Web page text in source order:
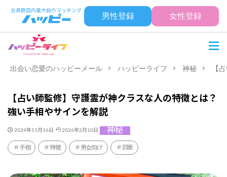
男性登録 女性登録
出会い恋愛のハッピーメール ハッピーライフ 神秘 【
【占い師監修】守護霊が神クラスな人の特徴とは？
強い手相やサインを解説
2024年11月16日 2026年2月10日 神秘
手相 特徴 男女向け 診断